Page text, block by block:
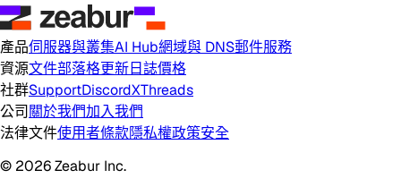
產品伺服器與叢集AI Hub網域與 DNS郵件服務
資源文件部落格更新日誌價格
社群SupportDiscordXThreads
公司 關於我們加入我們
法律文件使用者條款隱私權政策安全
© 2026 Zeabur Inc.